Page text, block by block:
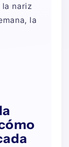
nariz
la